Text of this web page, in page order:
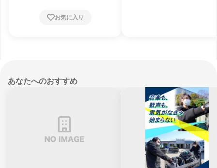
お気に入り
あなたへのおすすめ